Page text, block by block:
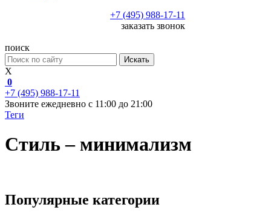
+7 (495) 988-17-11
заказать звонок
поиск
Искать
X
0
+7 (495) 988-17-11
Звоните ежедневно с 11:00 до 21:00
Теги
Стиль – минимализм
Популярные категории